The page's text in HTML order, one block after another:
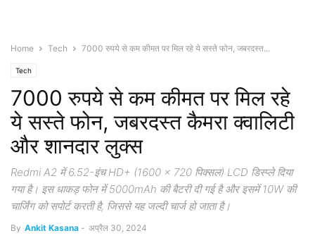
Home Tech 7000 रुपये से कम कीमत पर मिल रहे ये सस्ते फोन, जबरदस्त...
Tech
7000 रुपये से कम कीमत पर मिल रहे
ये सस्ते फोन, जबरदस्त कैमरा क्वालिटी
और शानदार लुक्स
Redmi A2 में 6.52-इंच HD+ (1600 x 720 पिक्सल) LCD डिस्प्ले दिया
गया है। इस धाकड़ फोन में 5000mAh की बैटरी दी गई है और इसमें 10W की
चार्जिंग को सपोर्ट करती है, जिससे यह जल्दी चार्ज हो जाता है।
By Ankit Kasana - अप्रैल 30, 2024